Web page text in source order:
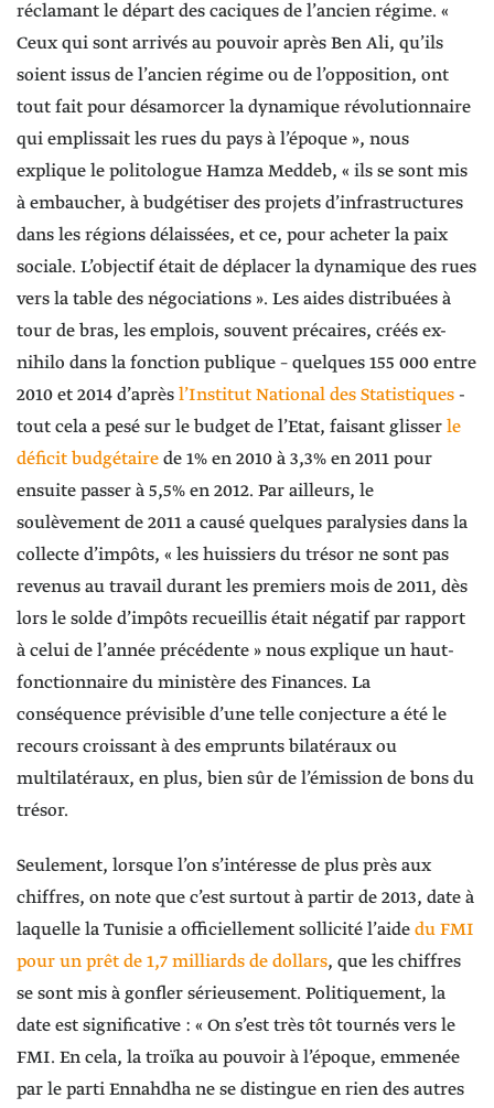
réclamant le départ des caciques de l’ancien régime. «
Ceux qui sont arrivés au pouvoir après Ben Ali, qu’ils
soient issus de l’ancien régime ou de l’opposition, ont
tout fait pour désamorcer la dynamique révolutionnaire
qui emplissait les rues du pays à l’époque », nous
explique le politologue Hamza Meddeb, « ils se sont mis
à embaucher, à budgétiser des projets d’infrastructures
dans les régions délaissées, et ce, pour acheter la paix
sociale. L’objectif était de déplacer la dynamique des rues
vers la table des négociations ». Les aides distribuées à
tour de bras, les emplois, souvent précaires, créés ex-
nihilo dans la fonction publique – quelques 155 000 entre
2010 et 2014 d’aprèsl’Institut National des Statistiques -
tout cela a pesé sur le budget de l’Etat, faisant glisserle
déficit budgétairede 1% en 2010 à 3,3% en 2011 pour
ensuite passer à 5,5% en 2012. Par ailleurs, le
soulèvement de 2011 a causé quelques paralysies dans la
collecte d’impôts, « les huissiers du trésor ne sont pas
revenus au travail durant les premiers mois de 2011, dès
lors le solde d’impôts recueillis était négatif par rapport
à celui de l’année précédente » nous explique un haut-
fonctionnaire du ministère des Finances. La
conséquence prévisible d’une telle conjecture a été le
recours croissant à des emprunts bilatéraux ou
multilatéraux, en plus, bien sûr de l’émission de bons du
trésor.
Seulement, lorsque l’on s’intéresse de plus près aux
chiffres, on note que c’est surtout à partir de 2013, date à
laquelle la Tunisie a officiellement sollicité l’aidedu FMI
pour un prêt de 1,7 milliards de dollars, que les chiffres
se sont mis à gonfler sérieusement. Politiquement, la
date est significative : « On s’est très tôt tournés vers le
FMI. En cela, la troïka au pouvoir à l’époque, emmenée
par le parti Ennahdha ne se distingue en rien des autres